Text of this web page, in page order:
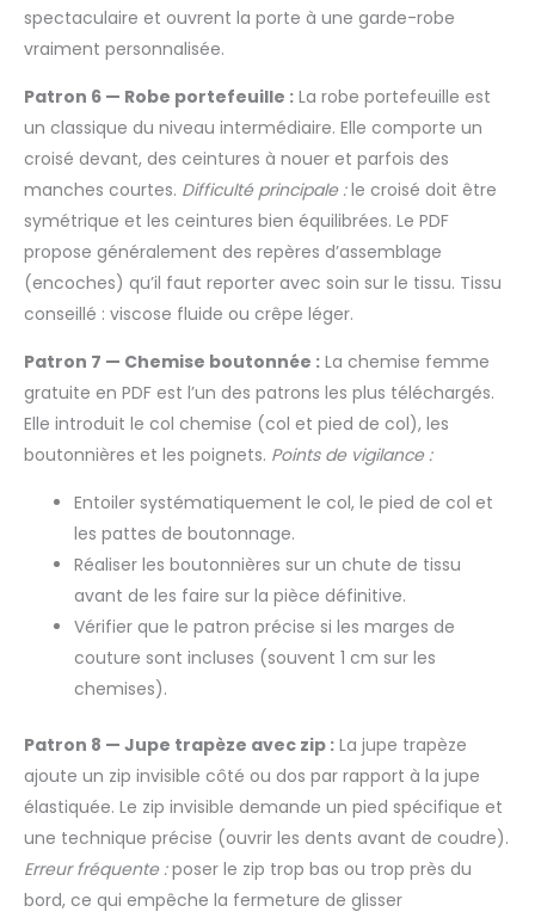
spectaculaire et ouvrent la porte à une garde-robe
vraiment personnalisée.
Patron 6 — Robe portefeuille : La robe portefeuille est
un classique du niveau intermédiaire. Elle comporte un
croisé devant, des ceintures à nouer et parfois des
manches courtes. Difficulté principale :le croisé doit être
symétrique et les ceintures bien équilibrées. Le PDF
propose généralement des repères d’assemblage
(encoches) qu’il faut reporter avec soin sur le tissu. Tissu
conseillé : viscose fluide ou crêpe léger.
Patron 7 — Chemise boutonnée : La chemise femme
gratuite en PDF est l’un des patrons les plus téléchargés.
Elle introduit le col chemise (col et pied de col), les
boutonnières et les poignets. Points de vigilance :
Entoiler systématiquement le col, le pied de col et
les pattes de boutonnage.
Réaliser les boutonnières sur un chute de tissu
avant de les faire sur la pièce définitive.
Vérifier que le patron précise si les marges de
couture sont incluses (souvent 1 cm sur les
chemises).
Patron 8 — Jupe trapèze avec zip : La jupe trapèze
ajoute un zip invisible côté ou dos par rapport à la jupe
élastiquée. Le zip invisible demande un pied spécifique et
une technique précise (ouvrir les dents avant de coudre).
Erreur fréquente :poser le zip trop bas ou trop près du
bord, ce qui empêche la fermeture de glisser